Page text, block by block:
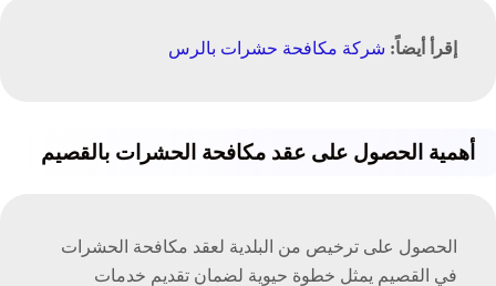
إقرأ أيضاً: شركة مكافحة حشرات بالرس
أهمية الحصول على عقد مكافحة الحشرات بالقصيم
الحصول على ترخيص من البلدية لعقد مكافحة الحشرات
في القصيم يمثل خطوة حيوية لضمان تقديم خدمات